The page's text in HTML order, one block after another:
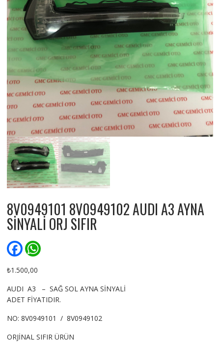
8V0949101 8V0949102 AUDI A3 AYNA
SİNYALİ ORJ SIFIR
F
a
e
b
o
k
W
h
p
p
₺1.500,00
AUDI A3 – SAĞ SOL AYNA SİNYALİ
ADET FİYATIDIR.
NO: 8V0949101 / 8V0949102
ORJİNAL SIFIR ÜRÜN